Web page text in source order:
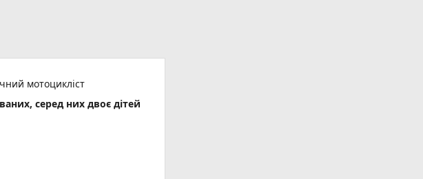
мотоцикліст
серед них двоє дітей